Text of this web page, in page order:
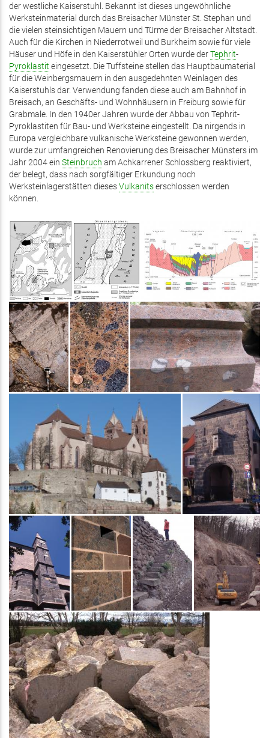
der westliche Kaiserstuhl. Bekannt ist dieses ungewöhnliche
Werksteinmaterial durch das Breisacher Münster St. Stephan und
die vielen steinsichtigen Mauern und Türme der Breisacher Altstadt.
Auch für die Kirchen in Niederrotweil und Burkheim sowie für viele
Häuser und Höfe in den Kaiserstühler Orten wurde derTephrit-
Pyroklastit eingesetzt. Die Tuffsteine stellen das Hauptbaumaterial
für die Weinbergsmauern in den ausgedehnten Weinlagen des
Kaiserstuhls dar. Verwendung fanden diese auch am Bahnhof in
Breisach, an Geschäfts- und Wohnhäusern in Freiburg sowie für
Grabmale. In den 1940er Jahren wurde der Abbau von Tephrit-
Pyroklastiten für Bau- und Werksteine eingestellt. Da nirgends in
Europa vergleichbare vulkanische Werksteine gewonnen werden,
wurde zur umfangreichen Renovierung des Breisacher Münsters im
Jahr 2004 ein Steinbruch am Achkarrener Schlossberg reaktiviert,
der belegt, dass nach sorgfältiger Erkundung noch
Werksteinlagerstätten diesesVulkanitserschlossen werden
können.